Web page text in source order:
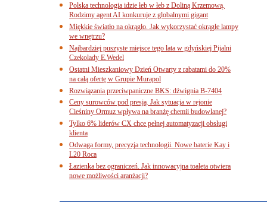
Polska technologia idzie łeb w łeb z Doliną Krzemową.
Rodzimy agent AI konkuruje z globalnymi gigant
Miękkie światło na okrągło. Jak wykorzystać okrągłe lampy
we wnętrzu?
Najbardziej puszyste miejsce tego lata w gdyńskiej Pijalni
Czekolady E.Wedel
Ostatni Mieszkaniowy Dzień Otwarty z rabatami do 20%
na całą ofertę w Grupie Murapol
Rozwiązania przeciwpaniczne BKS: dźwignia B-7404
Ceny surowców pod presją. Jak sytuacja w rejonie
Cieśniny Ormuz wpływa na branżę chemii budowlanej?
Tylko 6% liderów CX chce pełnej automatyzacji obsługi
klienta
Odwaga formy, precyzja technologii. Nowe baterie Kay i
L20 Roca
Łazienka bez ograniczeń. Jak innowacyjna toaleta otwiera
nowe możliwości aranżacji?